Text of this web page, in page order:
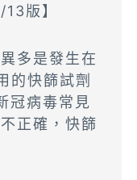
版】
多是發生在
的快篩試劑
冠病毒常見
正確，快篩